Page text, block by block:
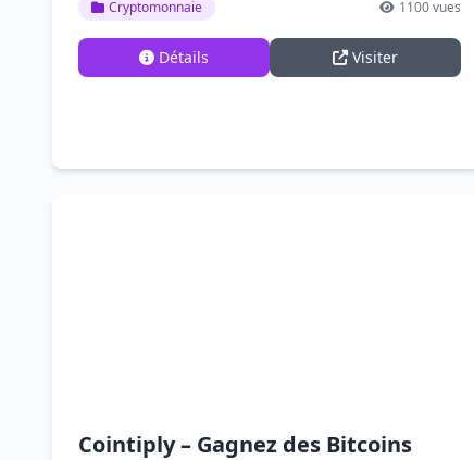
Cryptomonnaie 1100 vues
Détails Visiter
Cointiply – Gagnez des Bitcoins